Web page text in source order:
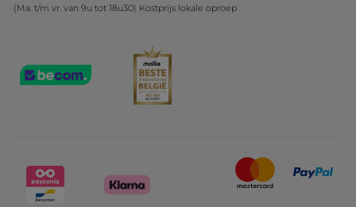
(Ma. t/m vr. van 9u tot 18u30) Kostprijs lokale oproep